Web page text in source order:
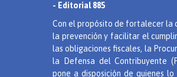
- Editorial 885
Con el propósito de fortalecer la
la prevención y facilitar el
las obligaciones fiscales, la
la Defensa del Contribuyente
pone a disposición de quienes lo